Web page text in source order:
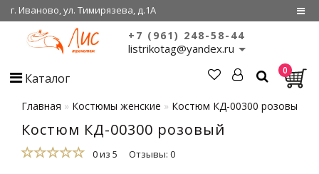
г. Иваново, ул. Тимирязева, д.1А
Регистрация
Войти
О нас
+7 (961) 248-58-44
listrikotag@yandex.ru
Каталог 0
Главная Костюмы женские Костюм КД-00300 розовый
Костюм КД-00300 розовый
0 из 5 Отзывы: 0